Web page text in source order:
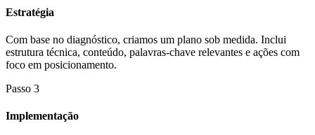
Estratégia
Com base no diagnóstico, criamos um plano sob medida. Inclui
estrutura técnica, conteúdo, palavras-chave relevantes e ações com
foco em posicionamento.
Passo 3
Implementação